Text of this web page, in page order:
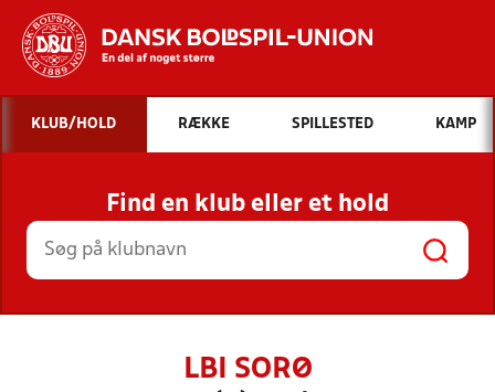
Hvad vil du søge efter?
INDHOLD OG NYHEDER
STILLINGER, RESULTATER, KLUBBER OG
HOLD
KLUB/HOLD RÆKKE SPILLESTED KAMP
Find en klub eller et hold
LBI SORØ